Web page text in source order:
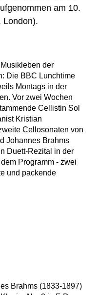
am 10.
London).
der
Die BBC Lunchtime
Montags in der
Vor zwei Wochen
Cellistin Sol
Kristian
Cellosonaten von
Johannes Brahms
Duett-Rezital in der
Programm - zwei
und packende
Brahms (1833-1897)